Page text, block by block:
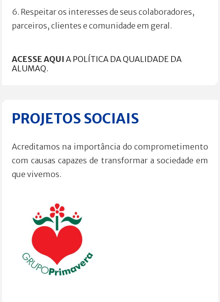
6. Respeitar os interesses de seus colaboradores,
parceiros, clientes e comunidade em geral.
ACESSE AQUI A POLÍTICA DA QUALIDADE DA
ALUMAQ.
PROJETOS SOCIAIS
Acreditamos na importância do comprometimento
com causas capazes de transformar a sociedade em
que vivemos.